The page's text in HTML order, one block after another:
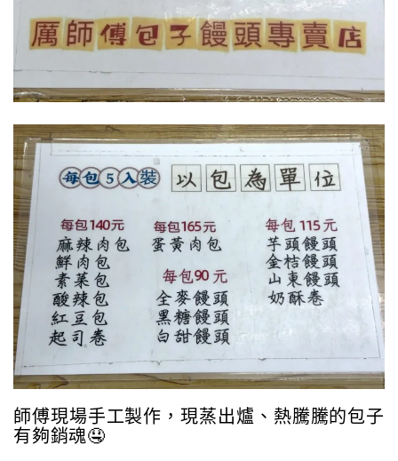
師傅現場手工製作，現蒸出爐、熱騰騰的包子
有夠銷魂🤤